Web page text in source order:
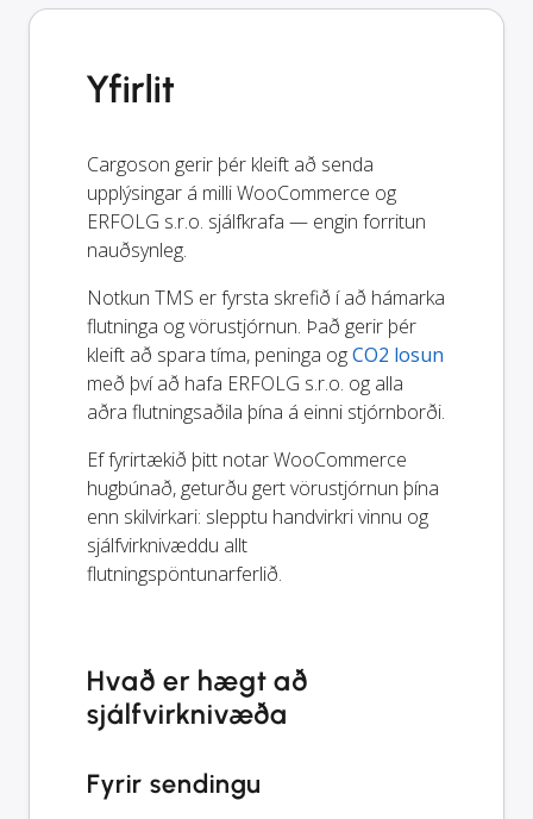
Yfirlit
Cargoson gerir þér kleift að senda
upplýsingar á milli WooCommerce og
ERFOLG s.r.o. sjálfkrafa — engin forritun
nauðsynleg.
Notkun TMS er fyrsta skrefið í að hámarka
flutninga og vörustjórnun. Það gerir þér
kleift að spara tíma, peninga ogCO2 losun
með því að hafa ERFOLG s.r.o. og alla
aðra flutningsaðila þína á einni stjórnborði.
Ef fyrirtækið þitt notar WooCommerce
hugbúnað, geturðu gert vörustjórnun þína
enn skilvirkari: slepptu handvirkri vinnu og
sjálfvirknivæddu allt
flutningspöntunarferlið.
Hvað er hægt að
sjálfvirknivæða
Fyrir sendingu